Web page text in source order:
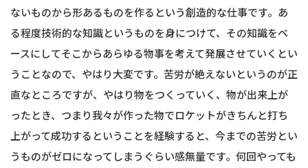
ないものから形あるものを作るという創造的な仕事です。あ
る程度技術的な知識というものを身につけて、その知識をベ
ースにしてそこからあらゆる物事を考えて発展させていくとい
うことなので、やはり大変です。苦労が絶えないというのが正
直なところですが、やはり物をつくっていく、物が出来上が
ったとき、つまり我々が作った物でロケットがきちんと打ち
上がって成功するということを経験すると、今までの苦労とい
うものがゼロになってしまうぐらい感無量です。何回やっても